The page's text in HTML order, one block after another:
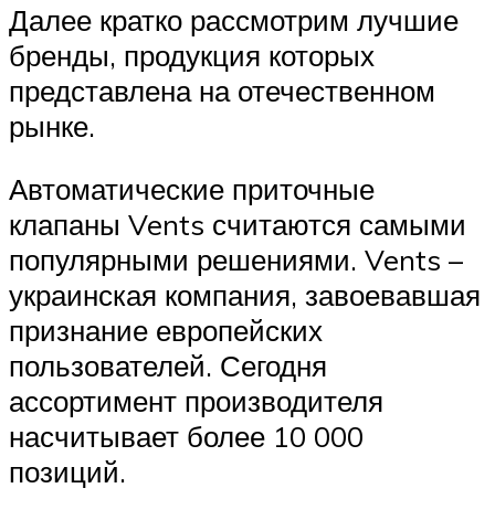
Далее кратко рассмотрим лучшие
бренды, продукция которых
представлена на отечественном
рынке.
Автоматические приточные
клапаны Vents считаются самыми
популярными решениями. Vents –
украинская компания, завоевавшая
признание европейских
пользователей. Сегодня
ассортимент производителя
насчитывает более 10 000
позиций.